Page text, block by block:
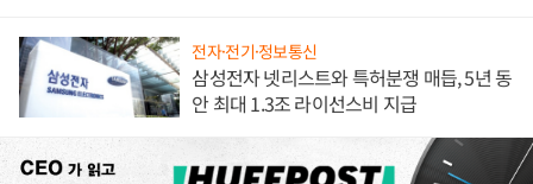
전자·전기·정보통신
삼성전자 넷리스트와 특허분쟁 매듭, 5년 동
안 최대 1.3조 라이선스비 지급